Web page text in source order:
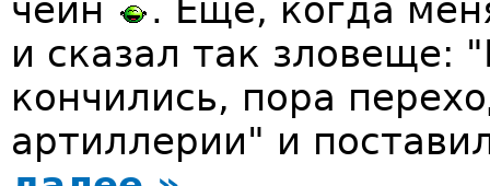
чейн
. Еще, когда
и сказал так зловеще:
кончились, пора
артиллерии" и